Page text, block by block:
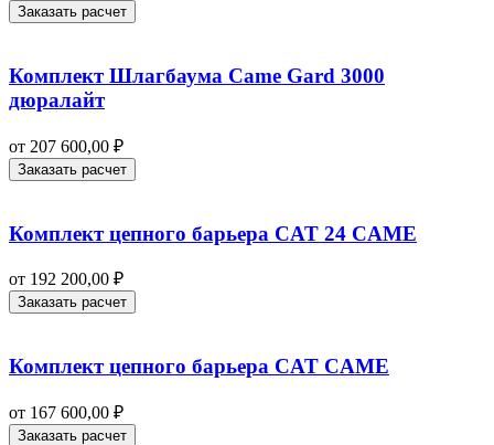
Заказать расчет
Комплект Шлагбаума Came Gard 3000
дюралайт
от 207 600,00 ₽
Заказать расчет
Комплект цепного барьера CAT 24 CAME
от 192 200,00 ₽
Заказать расчет
Комплект цепного барьера CAT CAME
от 167 600,00 ₽
Заказать расчет